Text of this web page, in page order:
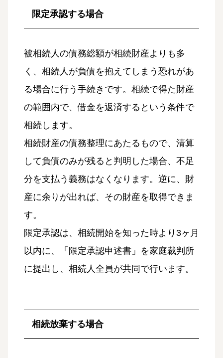
限定承認する場合
被相続人の債務総額が相続財産よりも多
く、相続人が負債を抱えてしまう恐れがあ
る場合に行う手続きです。相続で得た財産
の範囲内で、借金を返済するという条件で
相続します。
相続財産の債務整理にあたるもので、清算
して負債のみが残ると判明した場合、不足
分を支払う義務はなくなります。逆に、財
産に余りが出れば、その財産を取得できま
す。
限定承認は、相続開始を知った時より3ヶ月
以内に、「限定承認申述書」を家庭裁判所
に提出し、相続人全員が共同で行います。
相続放棄する場合